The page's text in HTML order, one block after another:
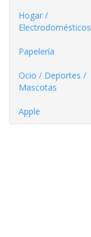
Hogar /
Electrodomésticos
Papelería
Ocio / Deportes /
Mascotas
Apple